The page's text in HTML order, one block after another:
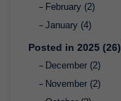
February (2)
January (4)
Posted in 2025 (26)
December (2)
November (2)